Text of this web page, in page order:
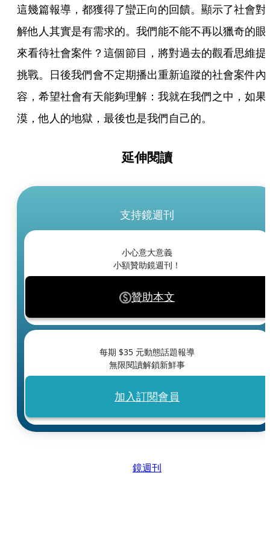
這幾篇報導，都獲得了蠻正向的回饋。顯示了社會對
解他人其實是有需求的。我們能不能不再以獵奇的眼
來看待社會案件？這個節目，將對過去的觀看思維提
挑戰。日後我們會不定期播出重新追蹤的社會案件內
容，希望社會有天能夠理解：我就在我們之中，如果
漠，他人的地獄，最後也是我們自己的。
延伸閱讀
支持鏡週刊
小心意大意義
小額贊助鏡週刊！
贊助本文
每期 $35 元動態話題報導
無限閱讀解鎖新鮮事
加入訂閱會員
鏡週刊